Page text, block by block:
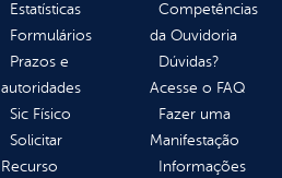
Estatísticas
Formulários
Prazos e
autoridades
Sic Físico
Solicitar
Recurso
Competências
da Ouvidoria
Dúvidas?
Acesse o FAQ
Fazer uma
Manifestação
Informações